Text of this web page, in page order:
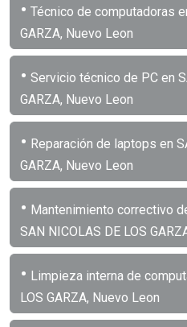
• Técnico de computadoras
GARZA, Nuevo Leon
• Servicio técnico de PC en
GARZA, Nuevo Leon
• Reparación de laptops en
GARZA, Nuevo Leon
• Mantenimiento correctivo
SAN NICOLAS DE LOS
• Limpieza interna de
LOS GARZA, Nuevo Leon